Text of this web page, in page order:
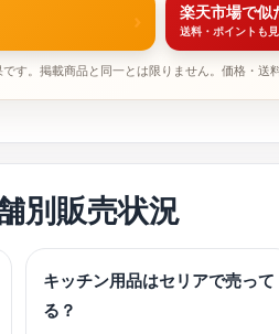
› 楽天市場で似
送料・ポイントも
す。掲載商品と同一とは限りません。価格・送
別販売状況
キッチン用品はセリアで売って
る？